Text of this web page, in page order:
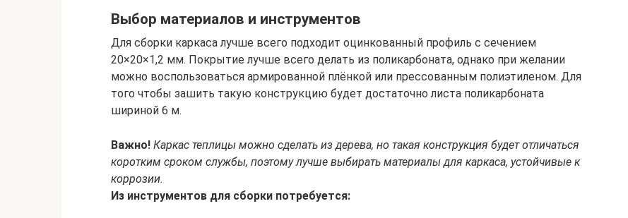
Выбор материалов и инструментов
Для сборки каркаса лучше всего подходит оцинкованный профиль с сечением
20×20×1,2 мм. Покрытие лучше всего делать из поликарбоната, однако при желании
можно воспользоваться армированной плёнкой или прессованным полиэтиленом. Для
того чтобы зашить такую конструкцию будет достаточно листа поликарбоната
шириной 6 м.
Важно! Каркас теплицы можно сделать из дерева, но такая конструкция будет отличаться
коротким сроком службы, поэтому лучше выбирать материалы для каркаса, устойчивые к
коррозии.
Из инструментов для сборки потребуется: